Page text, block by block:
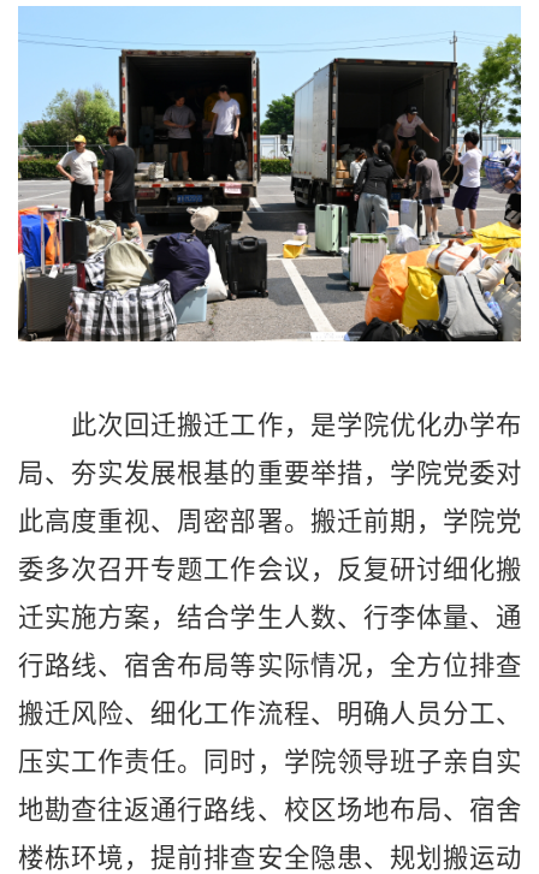
此次回迁搬迁工作，是学院优化办学布
局、夯实发展根基的重要举措，学院党委对
此高度重视、周密部署。搬迁前期，学院党
委多次召开专题工作会议，反复研讨细化搬
迁实施方案，结合学生人数、行李体量、通
行路线、宿舍布局等实际情况，全方位排查
搬迁风险、细化工作流程、明确人员分工、
压实工作责任。同时，学院领导班子亲自实
地勘查往返通行路线、校区场地布局、宿舍
楼栋环境，提前排查安全隐患、规划搬运动